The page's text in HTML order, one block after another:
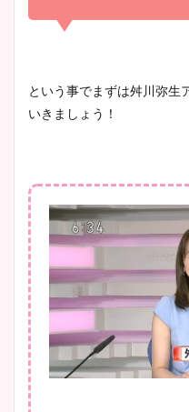
という事でまずは舛川弥生
いきましょう！